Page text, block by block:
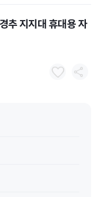
추 지지대 휴대용 자